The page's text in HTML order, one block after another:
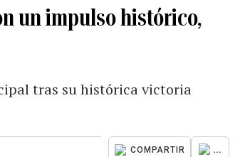
un impulso histórico,
tras su histórica victoria
COMPARTIR ...